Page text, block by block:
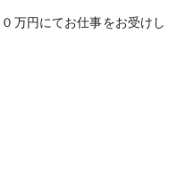
万円にてお仕事をお受けし